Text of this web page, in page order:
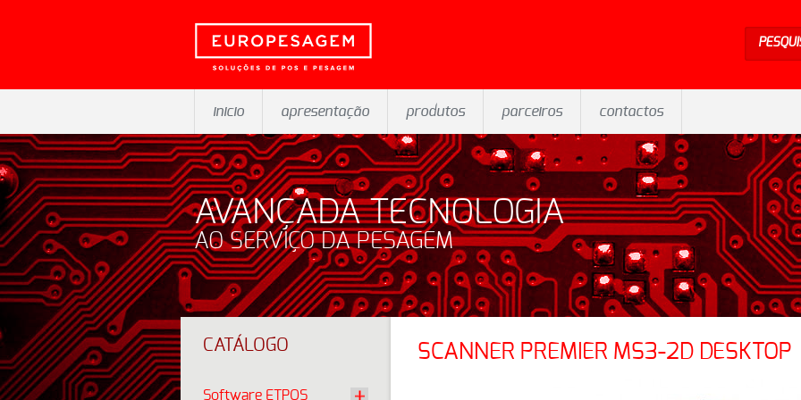
inicio apresentação produtos parceiros contactos
AVANÇADA TECNOLOGIA
AO SERVIÇO DA PESAGEM
CATÁLOGO
Software ETPOS
SCANNER PREMIER MS3-2D DESKTOP